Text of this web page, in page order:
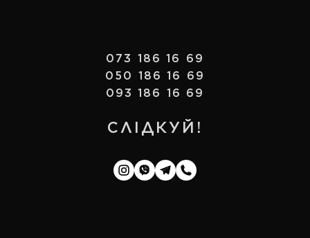
073 186 16 69
050 186 16 69
093 186 16 69
СЛІДКУЙ!